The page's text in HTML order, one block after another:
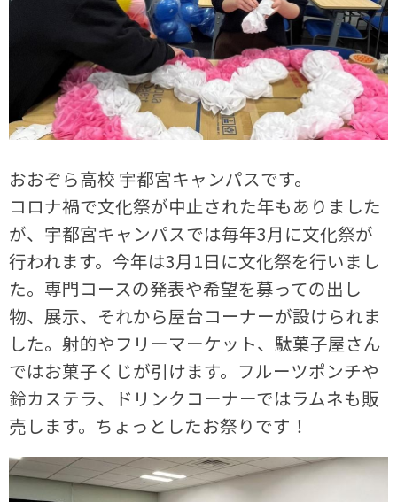
おおぞら高校 宇都宮キャンパスです。
コロナ禍で文化祭が中止された年もありました
が、宇都宮キャンパスでは毎年3月に文化祭が
行われます。今年は3月1日に文化祭を行いまし
た。専門コースの発表や希望を募っての出し
物、展示、それから屋台コーナーが設けられま
した。射的やフリーマーケット、駄菓子屋さん
ではお菓子くじが引けます。フルーツポンチや
鈴カステラ、ドリンクコーナーではラムネも販
売します。ちょっとしたお祭りです！